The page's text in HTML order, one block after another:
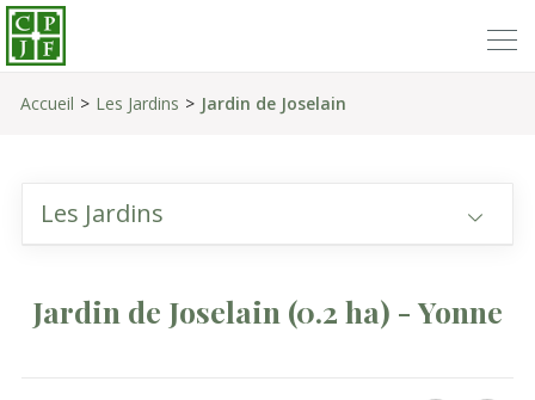
Accueil Les Jardins Jardin de Joselain
Les Jardins
Jardin de Joselain (0.2 ha) - Yonne